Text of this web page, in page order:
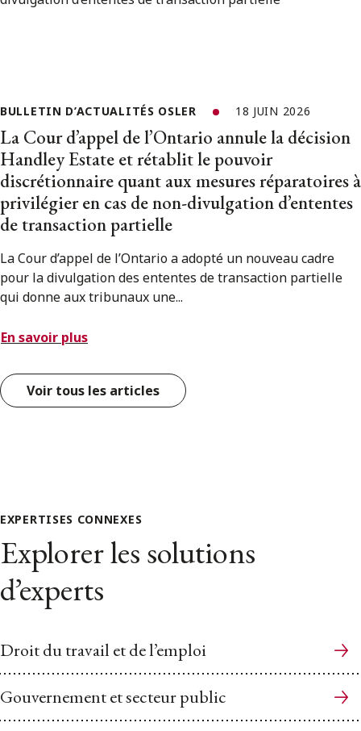
BULLETIN D’ACTUALITÉS OSLER 18 JUIN 2026
La Cour d’appel de l’Ontario annule la décision
Handley Estate et rétablit le pouvoir
discrétionnaire quant aux mesures réparatoires à
privilégier en cas de non-divulgation d’ententes
de transaction partielle
La Cour d’appel de l’Ontario a adopté un nouveau cadre
pour la divulgation des ententes de transaction partielle
qui donne aux tribunaux une...
En savoir plus
Voir tous les articles
EXPERTISES CONNEXES
Explorer les solutions
d’experts
Droit du travail et de l’emploi
Gouvernement et secteur public